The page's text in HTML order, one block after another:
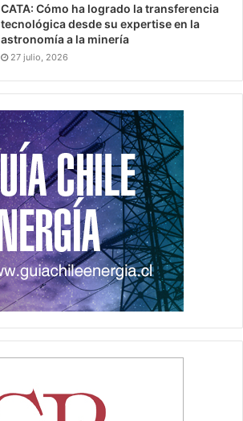
CATA: Cómo ha logrado la transferencia
tecnológica desde su expertise en la
astronomía a la minería
27 julio, 2026